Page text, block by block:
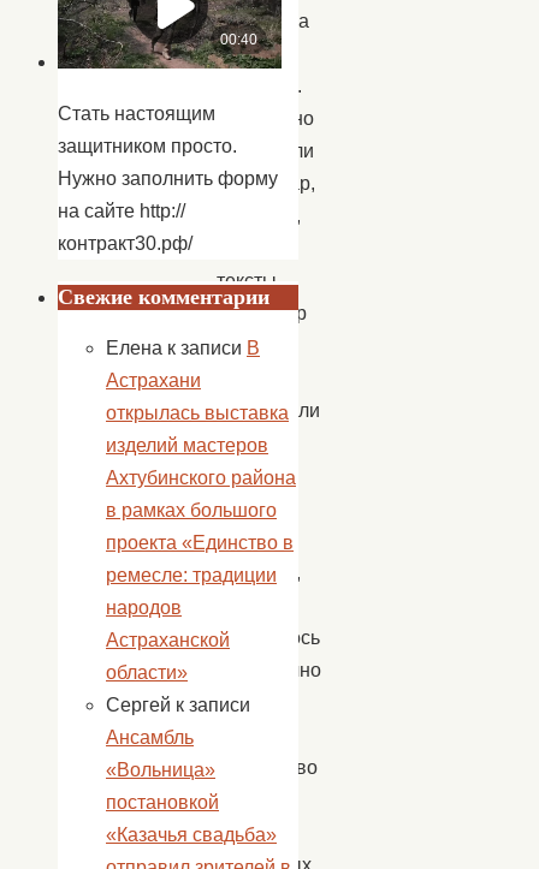
праздника
23
февраля.
Тщательно
подбирали
репертуар,
костюмы,
тексты
миниатюр
и
разучивали
песни
и
танцы.
Очень
хотелось,
получилось
празднично
и
Множество
ярких
и
красочных
Стать настоящим
защитником просто.
Нужно заполнить форму
на сайте http://
контракт30.рф/
Свежие комментарии
Елена к записи В
Астрахани
открылась выставка
изделий мастеров
Ахтубинского района
в рамках большого
проекта «Единство в
ремесле: традиции
народов
Астраханской
области»
Сергей к записи
Ансамбль
«Вольница»
постановкой
«Казачья свадьба»